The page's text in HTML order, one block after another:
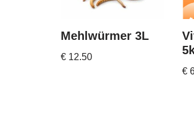
Mehlwürmer 3L
€ 12.50
€